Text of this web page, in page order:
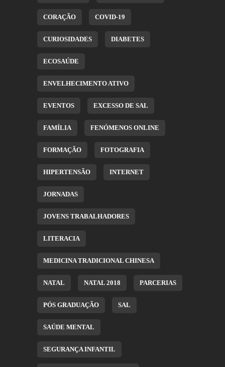
CORAÇÃO COVID-19
CURIOSIDADES DIABETES
ECOSAÚDE
ENVELHECIMENTO ATIVO
EVENTOS EXCESSO DE SAL
FAMÍLIA FENÓMENOS ONLINE
FORMAÇÃO FOTOGRAFIA
HIPERTENSÃO INTERNET
JORNADAS
JOVENS TRABALHADORES
LITERACIA
MEDICINA TRADICIONAL CHINESA
NATAL NATAL 2018 PARCERIAS
PÓS GRADUAÇÃO SAL
SAÚDE MENTAL
SEGURANÇA INFANTIL